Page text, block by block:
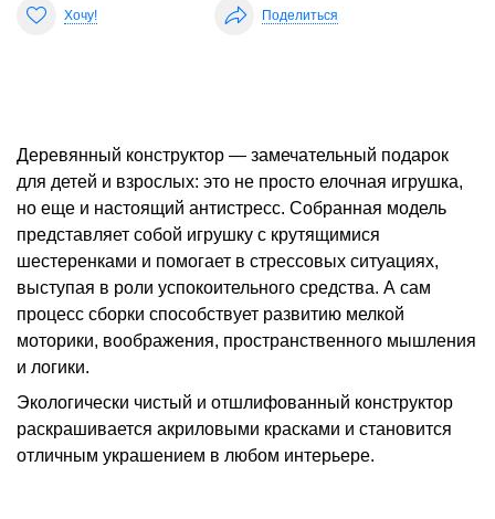
Хочу! Поделиться
Деревянный конструктор — замечательный подарок
для детей и взрослых: это не просто елочная игрушка,
но еще и настоящий антистресс. Собранная модель
представляет собой игрушку с крутящимися
шестеренками и помогает в стрессовых ситуациях,
выступая в роли успокоительного средства. А сам
процесс сборки способствует развитию мелкой
моторики, воображения, пространственного мышления
и логики.
Экологически чистый и отшлифованный конструктор
раскрашивается акриловыми красками и становится
отличным украшением в любом интерьере.